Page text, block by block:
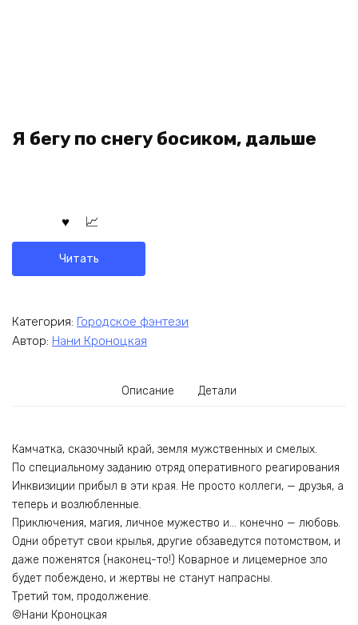
Я бегу по снегу босиком, дальше
Читать
Категория: Городское фэнтези
Автор: Нани Кроноцкая
Описание Детали
Камчатка, сказочный край, земля мужственных и смелых.
По специальному заданию отряд оперативного реагирования
Инквизиции прибыл в эти края. Не просто коллеги, — друзья, а
теперь и возлюбленные.
Приключения, магия, личное мужество и… конечно — любовь.
Одни обретут свои крылья, другие обзаведутся потомством, и
даже поженятся (наконец-то!) Коварное и лицемерное зло
будет побеждено, и жертвы не станут напрасны.
Третий том, продолжение.
©Нани Кроноцкая